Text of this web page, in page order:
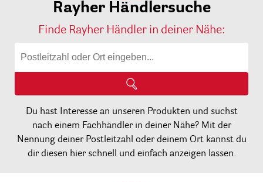
Rayher Händlersuche
Finde Rayher Händler in deiner Nähe:
Du hast Interesse an unseren Produkten und suchst
nach einem Fachhändler in deiner Nähe? Mit der
Nennung deiner Postleitzahl oder deinem Ort kannst du
dir diesen hier schnell und einfach anzeigen lassen.